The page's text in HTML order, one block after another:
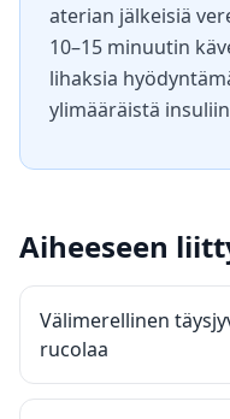
aterian jälkeisiä
10–15 minuutin
lihaksia
ylimääräistä
Aiheeseen
Välimerellinen
rucolaa